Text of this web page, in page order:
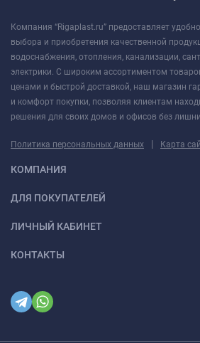
Компания “Rigaplast.ru” предоставляет
выбора и приобретения качественной
водоснабжения, отопления, канализации,
электрики. С широким ассортиментом
ценами и быстрой доставкой, наш магазин
и комфорт покупки, позволяя клиентам
решения для своих домов и офисов без
Политика персональных данных | Карта
КОМПАНИЯ
ДЛЯ ПОКУПАТЕЛЕЙ
ЛИЧНЫЙ КАБИНЕТ
КОНТАКТЫ